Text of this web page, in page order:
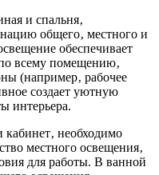
и спальня‚
общего‚ местного и
обеспечивает
всему помещению‚
(например‚ рабочее
создает уютную
интерьера.
кабинет‚ необходимо
местного освещения‚
для работы. В ванной